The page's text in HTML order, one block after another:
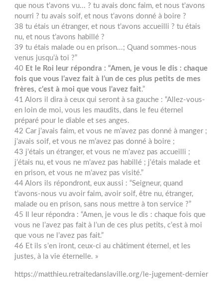
que nous t’avons vu... ? tu avais donc faim, et nous t’avons
nourri ? tu avais soif, et nous t’avons donné à boire ?
38 tu étais un étranger, et nous t’avons accueilli ? tu étais
nu, et nous t’avons habillé ?
39 tu étais malade ou en prison...; Quand sommes-nous
venus jusqu’à toi ?”
40 Et le Roi leur répondra : “Amen, je vous le dis : chaque
fois que vous l’avez fait à l’un de ces plus petits de mes
frères, c’est à moi que vous l’avez fait.”
41 Alors il dira à ceux qui seront à sa gauche : “Allez-vous-
en loin de moi, vous les maudits, dans le feu éternel
préparé pour le diable et ses anges.
42 Car j’avais faim, et vous ne m’avez pas donné à manger ;
j’avais soif, et vous ne m’avez pas donné à boire ;
43 j’étais un étranger, et vous ne m’avez pas accueilli ;
j’étais nu, et vous ne m’avez pas habillé ; j’étais malade et
en prison, et vous ne m’avez pas visité.”
44 Alors ils répondront, eux aussi : “Seigneur, quand
t’avons-nous vu avoir faim, avoir soif, être nu, étranger,
malade ou en prison, sans nous mettre à ton service ?”
45 Il leur répondra : “Amen, je vous le dis : chaque fois que
vous ne l’avez pas fait à l’un de ces plus petits, c’est à moi
que vous ne l’avez pas fait.”
46 Et ils s’en iront, ceux-ci au châtiment éternel, et les
justes, à la vie éternelle. »
https://matthieu.retraitedanslaville.org/le-jugement-dernier